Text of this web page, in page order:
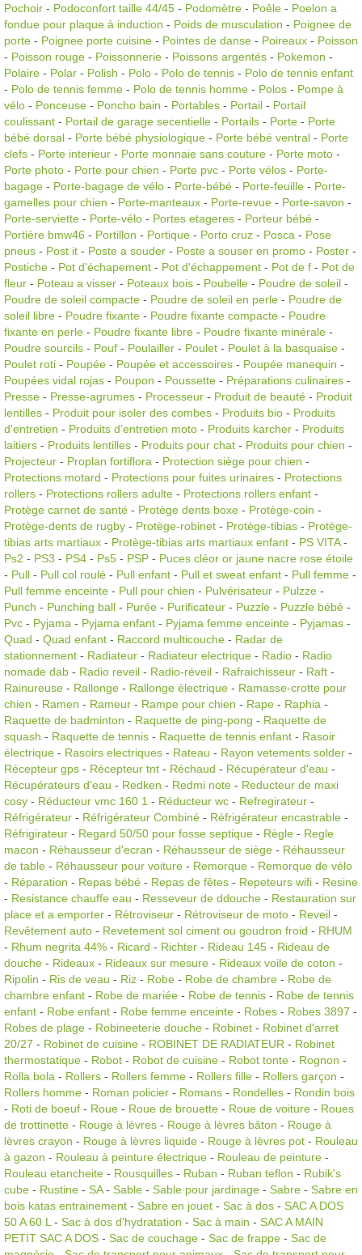
Pochoir - Podoconfort taille 44/45 - Podomètre - Poêle - Poelon a
fondue pour plaque à induction - Poids de musculation - Poignee de
porte - Poignee porte cuisine - Pointes de danse - Poireaux - Poisson
- Poisson rouge - Poissonnerie - Poissons argentés - Pokemon -
Polaire - Polar - Polish - Polo - Polo de tennis - Polo de tennis enfant
- Polo de tennis femme - Polo de tennis homme - Polos - Pompe à
vélo - Ponceuse - Poncho bain - Portables - Portail - Portail
coulissant - Portail de garage secentielle - Portails - Porte - Porte
bébé dorsal - Porte bébé physiologique - Porte bébé ventral - Porte
clefs - Porte interieur - Porte monnaie sans couture - Porte moto -
Porte photo - Porte pour chien - Porte pvc - Porte vélos - Porte-
bagage - Porte-bagage de vélo - Porte-bébé - Porte-feuille - Porte-
gamelles pour chien - Porte-manteaux - Porte-revue - Porte-savon -
Porte-serviette - Porte-vélo - Portes etageres - Porteur bébé -
Portière bmw46 - Portillon - Portique - Porto cruz - Posca - Pose
pneus - Post it - Poste a souder - Poste a souser en promo - Poster -
Postiche - Pot d'échapement - Pot d'échappement - Pot de f - Pot de
fleur - Poteau a visser - Poteaux bois - Poubelle - Poudre de soleil -
Poudre de soleil compacte - Poudre de soleil en perle - Poudre de
soleil libre - Poudre fixante - Poudre fixante compacte - Poudre
fixante en perle - Poudre fixante libre - Poudre fixante minérale -
Poudre sourcils - Pouf - Poulailler - Poulet - Poulet à la basquaise -
Poulet roti - Poupée - Poupée et accessoires - Poupée manequin -
Poupées vidal rojas - Poupon - Poussette - Préparations culinaires -
Presse - Presse-agrumes - Processeur - Produit de beauté - Produit
lentilles - Produit pour isoler des combes - Produits bio - Produits
d'entretien - Produits d'entretien moto - Produits karcher - Produits
laitiers - Produits lentilles - Produits pour chat - Produits pour chien -
Projecteur - Proplan fortiflora - Protection siège pour chien -
Protections motard - Protections pour fuites urinaires - Protections
rollers - Protections rollers adulte - Protections rollers enfant -
Protège carnet de santé - Protège dents boxe - Protège-coin -
Protège-dents de rugby - Protège-robinet - Protège-tibias - Protège-
tibias arts martiaux - Protège-tibias arts martiaux enfant - PS VITA-
Ps2 - PS3 - PS4 - Ps5 - PSP - Puces cléor or jaune nacre rose étoile
- Pull - Pull col roulé - Pull enfant - Pull et sweat enfant - Pull femme -
Pull femme enceinte - Pull pour chien - Pulvérisateur - Pulzze -
Punch - Punching ball - Purée - Purificateur - Puzzle - Puzzle bébé -
Pvc - Pyjama - Pyjama enfant - Pyjama femme enceinte - Pyjamas -
Quad - Quad enfant - Raccord multicouche - Radar de
stationnement - Radiateur - Radiateur electrique - Radio - Radio
nomade dab - Radio reveil - Radio-réveil - Rafraichisseur - Raft -
Rainureuse - Rallonge - Rallonge électrique - Ramasse-crotte pour
chien - Ramen - Rameur - Rampe pour chien - Rape - Raphia -
Raquette de badminton - Raquette de ping-pong - Raquette de
squash - Raquette de tennis - Raquette de tennis enfant - Rasoir
électrique - Rasoirs electriques - Rateau - Rayon vetements solder -
Récepteur gps - Récepteur tnt - Réchaud - Récupérateur d'eau -
Récupérateurs d'eau - Redken - Redmi note - Reducteur de maxi
cosy - Réducteur vmc 160 1 - Réducteur wc - Refregirateur -
Réfrigérateur - Réfrigérateur Combiné - Réfrigérateur encastrable -
Réfrigirateur - Regard 50/50 pour fosse septique - Règle - Regle
macon - Réhausseur d'ecran - Réhausseur de siège - Réhausseur
de table - Réhausseur pour voiture - Remorque - Remorque de vélo
- Réparation - Repas bébé - Repas de fêtes - Repeteurs wifi - Resine
- Resistance chauffe eau - Resseveur de ddouche - Restauration sur
place et a emporter - Rétroviseur - Rétroviseur de moto - Reveil -
Revêtement auto - Revetement sol ciment ou goudron froid - RHUM
- Rhum negrita 44% - Ricard - Richter - Rideau 145 - Rideau de
douche - Rideaux - Rideaux sur mesure - Rideaux voile de coton -
Ripolin - Ris de veau - Riz - Robe - Robe de chambre - Robe de
chambre enfant - Robe de mariée - Robe de tennis - Robe de tennis
enfant - Robe enfant - Robe femme enceinte - Robes - Robes 3897 -
Robes de plage - Robineeterie douche - Robinet - Robinet d'arret
20/27 - Robinet de cuisine - ROBINET DE RADIATEUR - Robinet
thermostatique - Robot - Robot de cuisine - Robot tonte - Rognon -
Rolla bola - Rollers - Rollers femme - Rollers fille - Rollers garçon -
Rollers homme - Roman policier - Romans - Rondelles - Rondin bois
- Roti de boeuf - Roue - Roue de brouette - Roue de voiture - Roues
de trottinette - Rouge à lèvres - Rouge à lèvres bâton - Rouge à
lèvres crayon - Rouge à lèvres liquide - Rouge à lèvres pot - Rouleau
à gazon - Rouleau à peinture électrique - Rouleau de peinture -
Rouleau etancheite - Rousquilles - Ruban - Ruban teflon - Rubik's
cube - Rustine - SA- Sable - Sable pour jardinage - Sabre - Sabre en
bois katas entrainement - Sabre en jouet - Sac à dos - SAC A DOS
50 A 60 L - Sac à dos d'hydratation - Sac à main - SAC A MAIN
PETIT SAC A DOS - Sac de couchage - Sac de frappe - Sac de